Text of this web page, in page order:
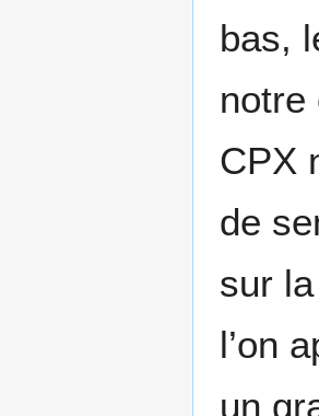
bas,
notre
CPX
de
sur
l’on
un